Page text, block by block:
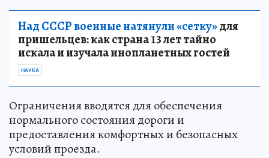
Над СССР военные натянули «сетку»для
пришельцев: как страна 13 лет тайно
искала и изучала инопланетных гостей
НАУКА
Ограничения вводятся для обеспечения
нормального состояния дороги и
предоставления комфортных и безопасных
условий проезда.